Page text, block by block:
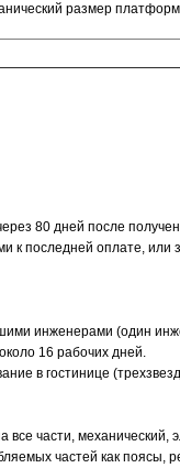
размер
80 дней после
к последней оплате, или
инженерами (один
16 рабочих дней.
в гостинице
все части,
частей как поясы,